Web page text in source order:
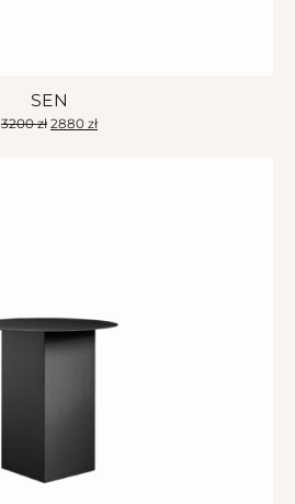
SEN
3200zł Pierwotna
2880 złAktualna